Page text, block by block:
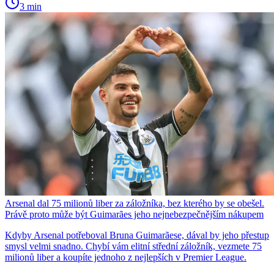
3 min
Arsenal dal 75 milionů liber za záložníka, bez kterého by se obešel.
Právě proto může být Guimarães jeho nejnebezpečnějším nákupem
Kdyby Arsenal potřeboval Bruna Guimarãese, dával by jeho přestup
smysl velmi snadno. Chybí vám elitní střední záložník, vezmete 75
milionů liber a koupíte jednoho z nejlepších v Premier League.